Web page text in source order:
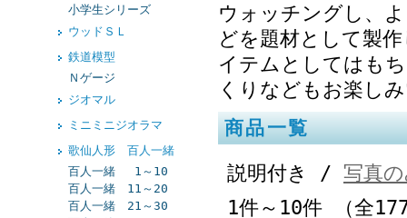
小学生シリーズ
ウッドＳＬ
鉄道模型
Ｎゲージ
ジオマル
ミニミニジオラマ
歌仙人形 百人一緒
百人一緒 1～10
百人一緒 11～20
百人一緒 21～30
ウォッチングし、
どを題材として製
イテムとしてはも
くりなどもお楽し
商品一覧
説明付き / 写真
1件～10件 （全